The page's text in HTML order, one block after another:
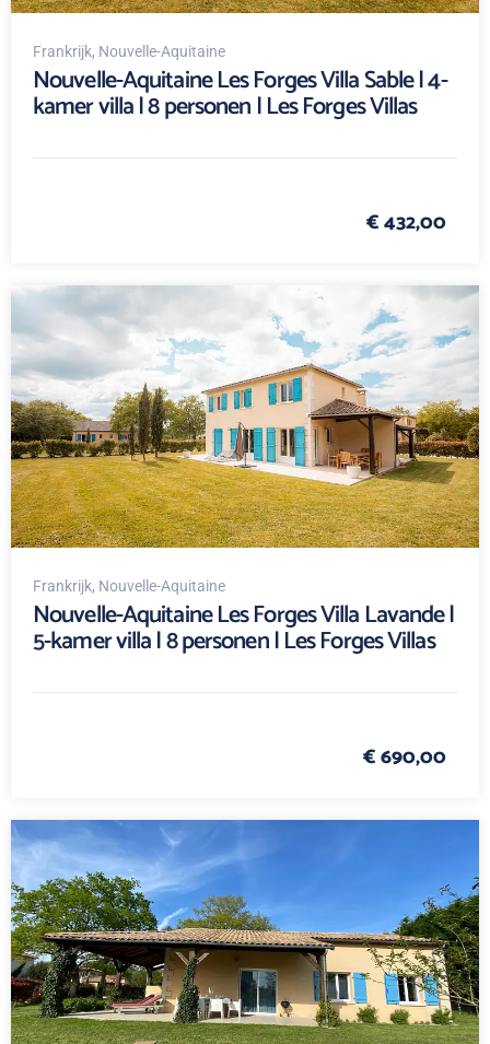
Frankrijk, Nouvelle-Aquitaine
Nouvelle-Aquitaine Les Forges Villa Sable | 4-
kamer villa | 8 personen | Les Forges Villas
€ 432,00
Frankrijk, Nouvelle-Aquitaine
Nouvelle-Aquitaine Les Forges Villa Lavande |
5-kamer villa | 8 personen | Les Forges Villas
€ 690,00